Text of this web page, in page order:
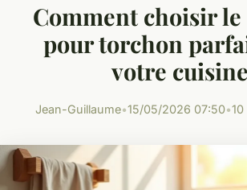
Comment choisir
pour torchon
votre cuisine
Jean-Guillaume•15/05/2026 07:50•